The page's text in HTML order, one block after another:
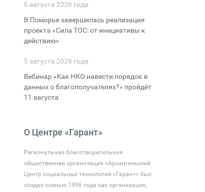
6 августа 2026 года
В Поморье завершилась реализация
проекта «Сила ТОС: от инициативы к
действию»
5 августа 2026 года
Вебинар «Как НКО навести порядок в
данных о благополучателях?» пройдёт
11 августа
О Центре «Гарант»
Региональная благотворительная
общественная организация «Архангельский
Центр социальных технологий «Гарант» был
создан осенью 1996 года как организация,